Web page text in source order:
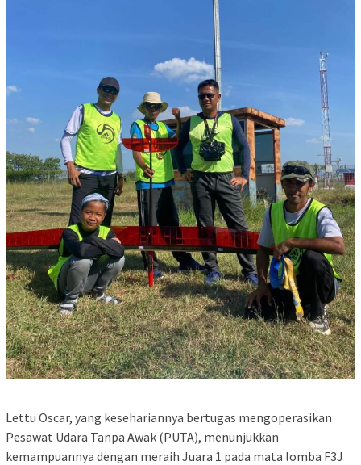
Lettu Oscar, yang kesehariannya bertugas mengoperasikan
Pesawat Udara Tanpa Awak (PUTA), menunjukkan
kemampuannya dengan meraih Juara 1 pada mata lomba F3J